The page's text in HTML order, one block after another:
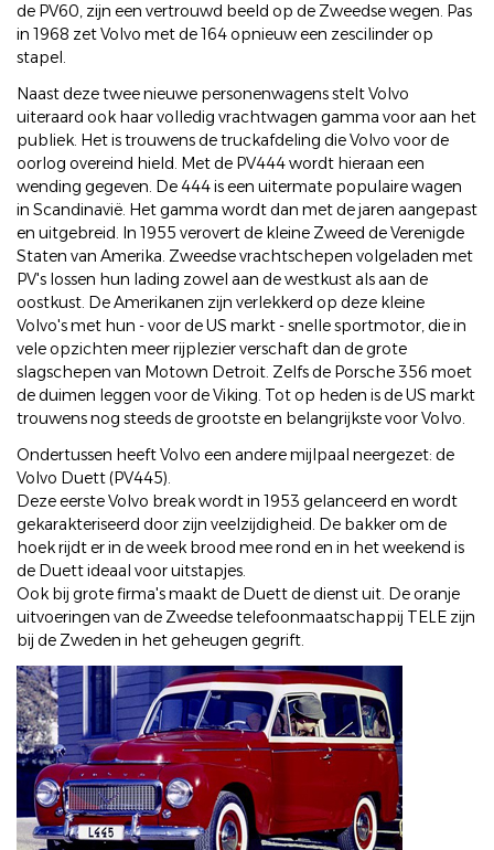
de PV60, zijn een vertrouwd beeld op de Zweedse wegen. Pas
in 1968 zet Volvo met de 164 opnieuw een zescilinder op
stapel.
Naast deze twee nieuwe personenwagens stelt Volvo
uiteraard ook haar volledig vrachtwagen gamma voor aan het
publiek. Het is trouwens de truckafdeling die Volvo voor de
oorlog overeind hield. Met de PV444 wordt hieraan een
wending gegeven. De 444 is een uitermate populaire wagen
in Scandinavië. Het gamma wordt dan met de jaren aangepast
en uitgebreid. In 1955 verovert de kleine Zweed de Verenigde
Staten van Amerika. Zweedse vrachtschepen volgeladen met
PV's lossen hun lading zowel aan de westkust als aan de
oostkust. De Amerikanen zijn verlekkerd op deze kleine
Volvo's met hun - voor de US markt - snelle sportmotor, die in
vele opzichten meer rijplezier verschaft dan de grote
slagschepen van Motown Detroit. Zelfs de Porsche 356 moet
de duimen leggen voor de Viking. Tot op heden is de US markt
trouwens nog steeds de grootste en belangrijkste voor Volvo.
Ondertussen heeft Volvo een andere mijlpaal neergezet: de
Volvo Duett (PV445).
Deze eerste Volvo break wordt in 1953 gelanceerd en wordt
gekarakteriseerd door zijn veelzijdigheid. De bakker om de
hoek rijdt er in de week brood mee rond en in het weekend is
de Duett ideaal voor uitstapjes.
Ook bij grote firma's maakt de Duett de dienst uit. De oranje
uitvoeringen van de Zweedse telefoonmaatschappij TELE zijn
bij de Zweden in het geheugen gegrift.